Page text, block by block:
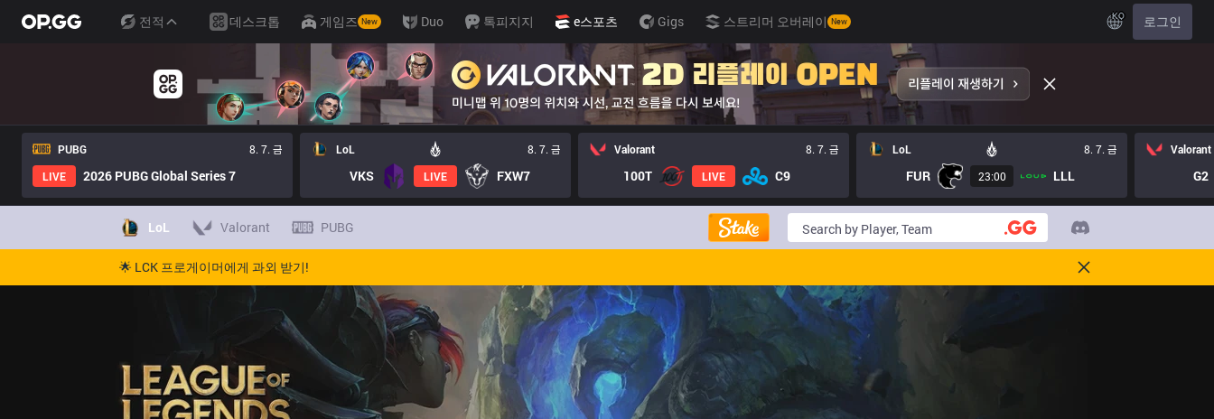
전적 데스크톱 게임즈 New Duo 톡피지지 e스포츠 Gigs 스트리머 오버레이 New KO 로그인
PUBG
8. 7. 금
LIVE
2026 PUBG Global Series 7
LoL 8. 7. 금
VKS LIVE FXW7
Valorant 8. 7. 금
100T LIVE C9
LoL 8. 7. 금
FUR 23:00 LLL
Valorant
G2
LoL Valorant PUBG
🌟 LCK 프로게이머에게 과외 받기!